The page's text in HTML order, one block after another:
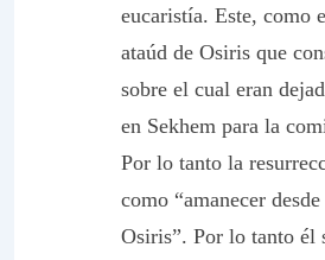
eucaristía. Este, como
ataúd de Osiris que
sobre el cual eran
en Sekhem para la
Por lo tanto la
como “amanecer
Osiris”. Por lo tanto él